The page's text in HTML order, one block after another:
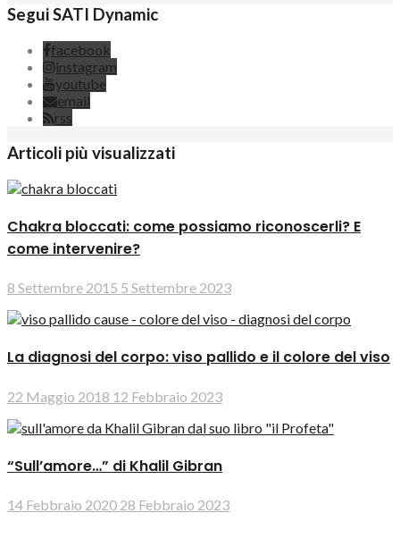
Segui SATI Dynamic
facebook
instagram
youtube
email
rss
Articoli più visualizzati
Chakra bloccati: come possiamo riconoscerli? E
come intervenire?
8 Settembre 2015 5 Settembre 2023
La diagnosi del corpo: viso pallido e il colore del viso
22 Maggio 2018 12 Febbraio 2023
“Sull’amore…” di Khalil Gibran
14 Febbraio 2020 28 Febbraio 2023